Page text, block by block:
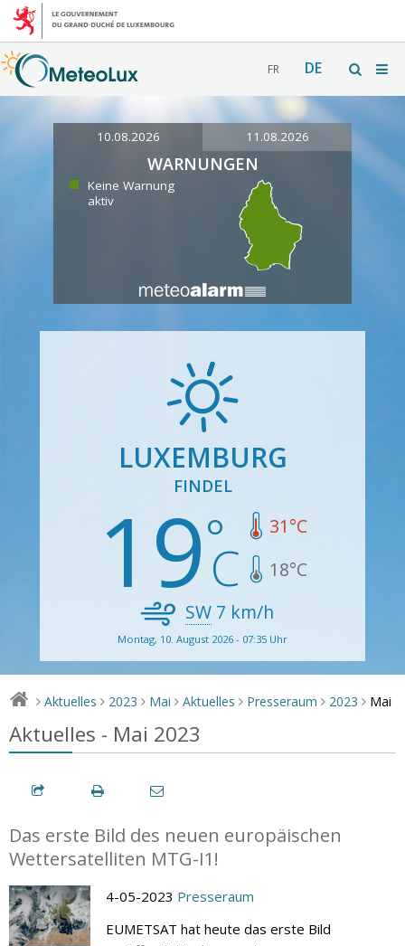
FR DE
10.08.2026 11.08.2026
WARNUNGEN
Keine Warnung
aktiv
LUXEMBURG
FINDEL
19 31°C
18°C
SW 7 km/h
Montag, 10. August 2026 - 07:35 Uhr
> Aktuelles > 2023 > Mai > Aktuelles > Presseraum > 2023 > Mai
Aktuelles - Mai 2023
Das erste Bild des neuen europäischen
Wettersatelliten MTG-I1!
4-05-2023 Presseraum
EUMETSAT hat heute das erste Bild